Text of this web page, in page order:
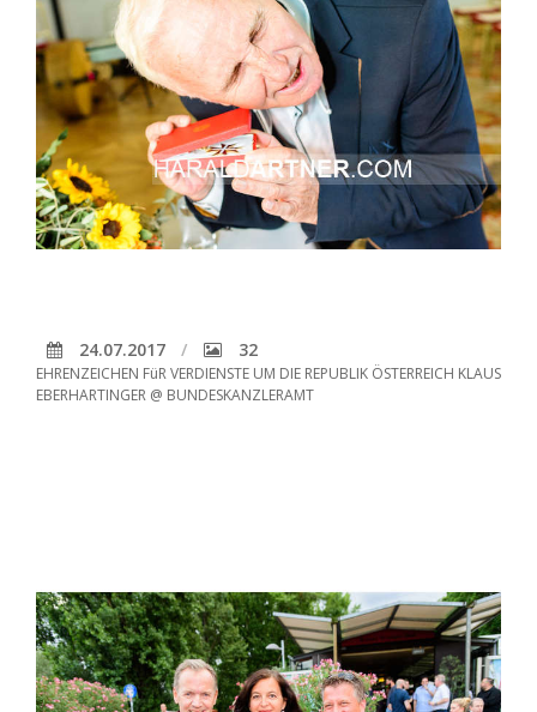
24.07.2017 32
EHRENZEICHEN FüR VERDIENSTE UM DIE REPUBLIK ÖSTERREICH KLAUS
EBERHARTINGER @ BUNDESKANZLERAMT